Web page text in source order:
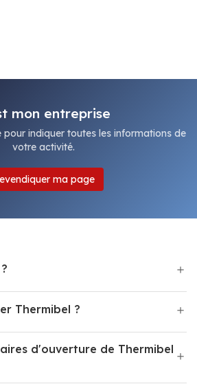
mon entreprise
pour indiquer toutes les informations de
votre activité.
ma page
Thermibel ?
d'ouverture de Thermibel